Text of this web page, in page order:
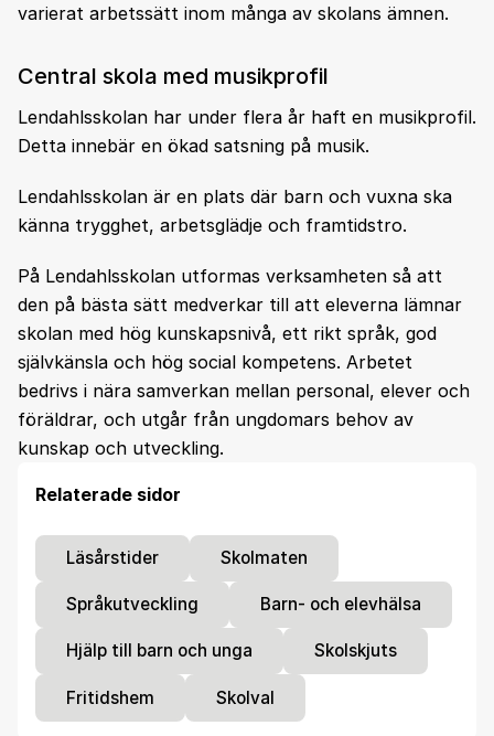
varierat arbetssätt inom många av skolans ämnen.
Central skola med musikprofil
Lendahlsskolan har under flera år haft en musikprofil.
Detta innebär en ökad satsning på musik.
Lendahlsskolan är en plats där barn och vuxna ska
känna trygghet, arbetsglädje och framtidstro.
På Lendahlsskolan utformas verksamheten så att
den på bästa sätt medverkar till att eleverna lämnar
skolan med hög kunskapsnivå, ett rikt språk, god
självkänsla och hög social kompetens. Arbetet
bedrivs i nära samverkan mellan personal, elever och
föräldrar, och utgår från ungdomars behov av
kunskap och utveckling.
Relaterade sidor
Läsårstider Skolmaten
Språkutveckling Barn- och elevhälsa
Hjälp till barn och unga Skolskjuts
Fritidshem Skolval